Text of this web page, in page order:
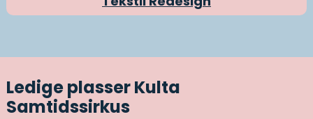
Ledige plasser Kulta
Samtidssirkus